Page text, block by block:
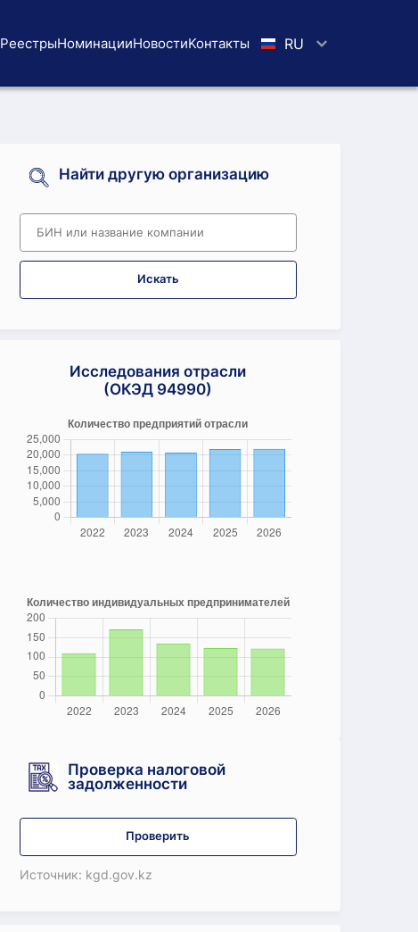
РеестрыНоминацииНовостиKoнтaкты RU
Найти другую организацию
Искать
Исследования отрасли
(ОКЭД 94990)
Проверка налоговой
задолженности
Проверить
Источник: kgd.gov.kz